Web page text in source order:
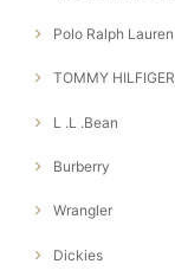
Polo Ralph Lauren
TOMMY HILFIGER
L .L .Bean
Burberry
Wrangler
Dickies